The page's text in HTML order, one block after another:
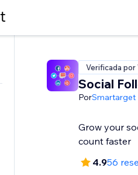
Verificada por
Social
PorSmartarget
Grow your
count faster
4.956